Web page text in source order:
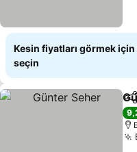
Kesin fiyatları görmek
seçin